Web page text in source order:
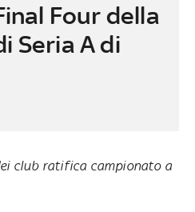
Four della
Seria A di
club ratifica campionato a